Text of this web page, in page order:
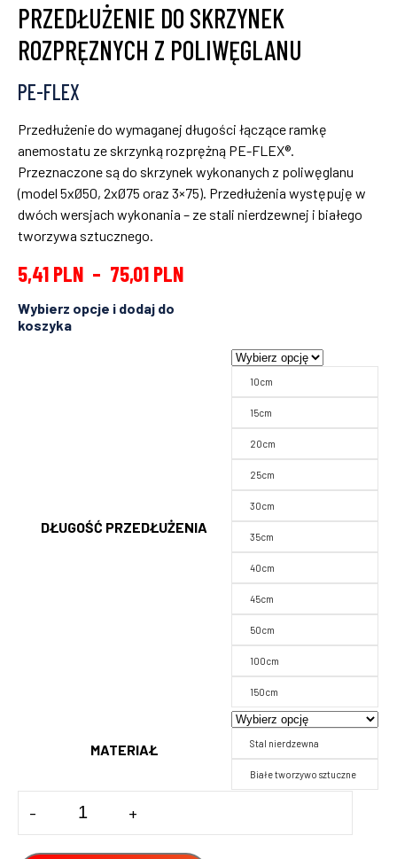
PRZEDŁUŻENIE DO SKRZYNEK
ROZPRĘZNYCH Z POLIWĘGLANU
PE-FLEX
Przedłużenie do wymaganej długości łączące ramkę
anemostatu ze skrzynką rozprężną PE-FLEX®.
Przeznaczone są do skrzynek wykonanych z poliwęglanu
(model 5xØ50, 2xØ75 oraz 3×75). Przedłużenia występuję w
dwóch wersjach wykonania – ze stali nierdzewnej i białego
tworzywa sztucznego.
5,41 PLN – 75,01 PLN
DŁUGOŚĆ PRZEDŁUŻENIA
10cm
15cm
20cm
25cm
30cm
35cm
40cm
45cm
50cm
100cm
150cm
MATERIAŁ Stal nierdzewna
Białe tworzywo sztuczne
PRZEDŁUŻENIE
DO
SKRZYNEK
- +